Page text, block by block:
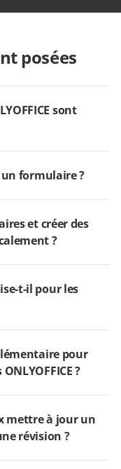
posées
sont
formulaire ?
et créer des
?
t-il pour les
pour
?
mettre à jour un
révision ?